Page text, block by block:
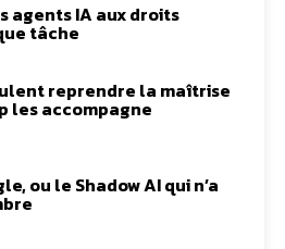
agents IA aux droits
tâche
reprendre la maîtrise
les accompagne
ou le Shadow AI qui n’a